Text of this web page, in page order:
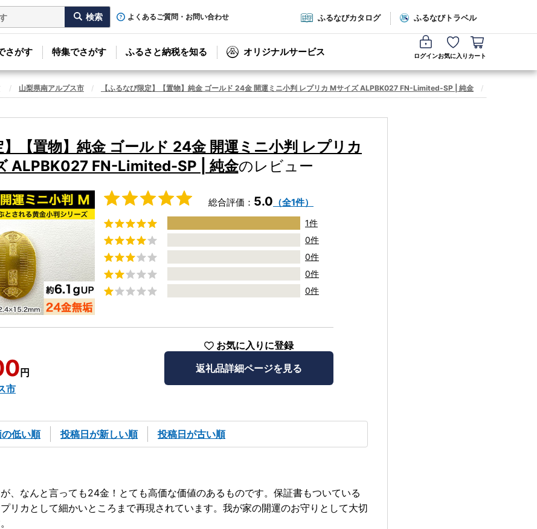
よくあるご質問・お問い合わせ ふるなびカタログ ふるなびトラベル
さがす 特集でさがす ふるさと納税を知る オリジナルサービス ログインお気に入り カート
山梨県南アルプス市 【ふるなび限定】【置物】純金 ゴールド 24金 開運ミニ小判 レプリカ Mサイズ ALPBK027 FN-Limited-SP | 純金
】【置物】純金 ゴールド 24金 開運ミニ小判 レプリカ
ALPBK027 FN-Limited-SP | 純金のレビュー
総合評価： 5.0 （全1件）
1件
0件
0件
0件
0件
円
市
お気に入りに登録
返礼品詳細ページを見る
低い順 投稿日が新しい順 投稿日が古い順
、なんと言っても24金！とても高価な価値のあるものです。保証書もついている
リカとして細かいところまで再現されています。我が家の開運のお守りとして大切